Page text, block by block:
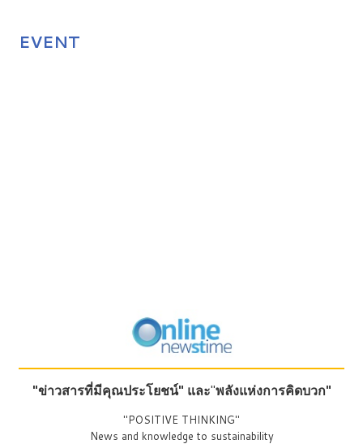
EVENT
"ข่าวสารที่มีคุณประโยชน์" และ"พลังแห่งการคิดบวก"
"POSITIVE THINKING"
News and knowledge to sustainability